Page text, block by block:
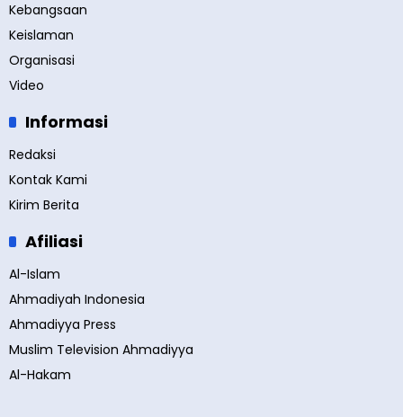
Kebangsaan
Keislaman
Organisasi
Video
Informasi
Redaksi
Kontak Kami
Kirim Berita
Afiliasi
Al-Islam
Ahmadiyah Indonesia
Ahmadiyya Press
Muslim Television Ahmadiyya
Al-Hakam